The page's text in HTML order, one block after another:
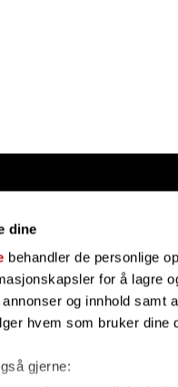
dine
behandler de personlige
for å lagre
og innhold samt
hvem som bruker dine
gjerne: